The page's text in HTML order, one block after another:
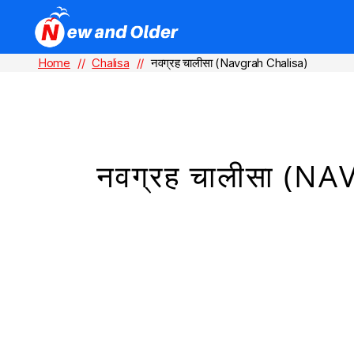
Home // Chalisa // नवग्रह चालीसा (Navgrah Chalisa)
नवग्रह चालीसा